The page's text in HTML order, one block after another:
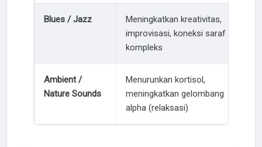
Blues / Jazz
Meningkatkan kreativitas,
improvisasi, koneksi saraf
kompleks
Ambient /
Nature Sounds
Menurunkan kortisol,
meningkatkan gelombang
alpha (relaksasi)